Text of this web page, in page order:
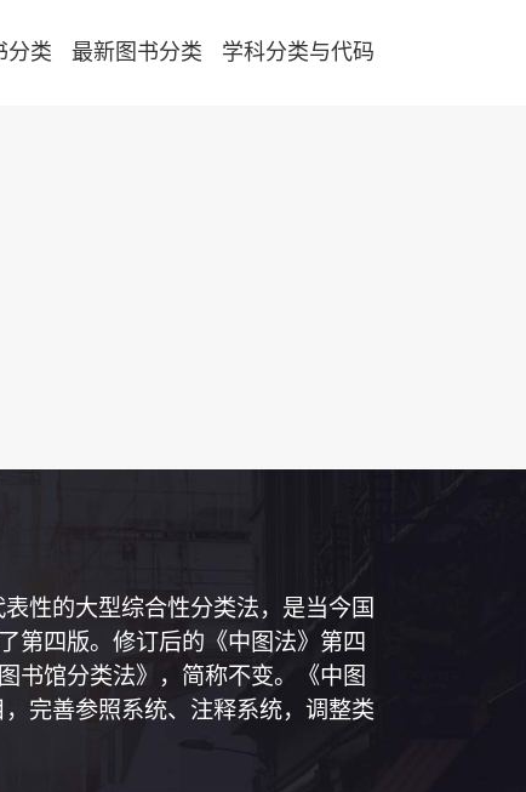
分类 最新图书分类 学科分类与代码
性的大型综合性分类法，是当今国
第四版。修订后的《中图法》第四
书馆分类法》，简称不变。《中图
完善参照系统、注释系统，调整类